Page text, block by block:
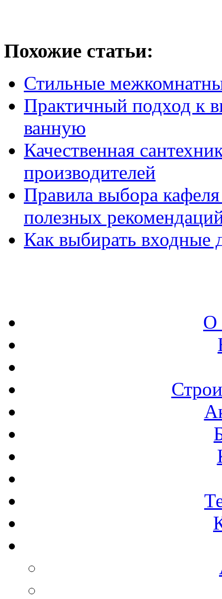
Похожие статьи:
Стильные
Практичный подход к
ванную
Качественная
производителей
Правила выбора
полезных
Как выбирать входные
О